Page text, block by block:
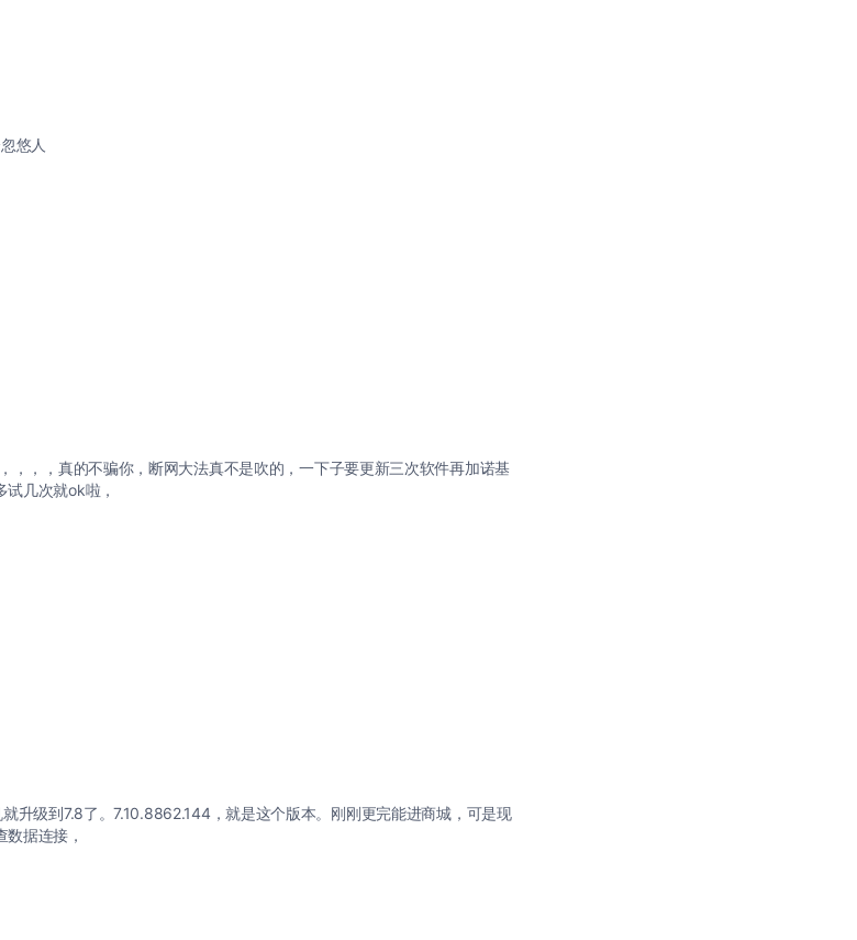
亚就会忽悠人
，，，真的不骗你，断网大法真不是吹的，一下子要更新三次软件再加诺基
几次就ok啦，
升级到7.8了。7.10.8862.144，就是这个版本。刚刚更完能进商城，可是现
据连接，